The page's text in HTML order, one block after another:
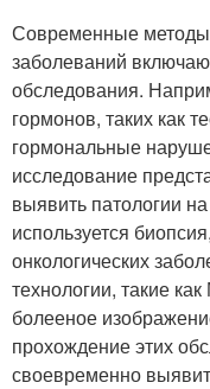
Современные методы
заболеваний
обследования.
гормонов, таких как
гормональные
исследование
выявить патологии
используется
онкологических
технологии, такие
болееное
прохождение этих
своевременно